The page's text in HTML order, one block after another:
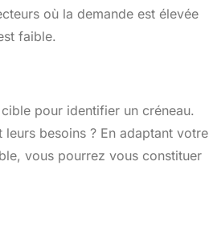
où la demande est élevée
faible.
pour identifier un créneau.
besoins ? En adaptant votre
vous pourrez vous constituer